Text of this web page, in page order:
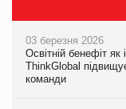
03 березня 2026
Освітній бенефіт
ThinkGlobal
команди